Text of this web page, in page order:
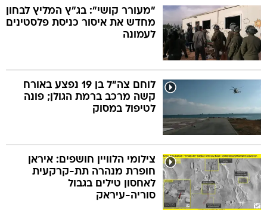
"מעורר קושי": בג"ץ המליץ לבחון
מחדש את איסור כניסת פלסטינים
לעמונה
לוחם צה"ל בן 19 נפצע באורח
קשה מרכב ברמת הגולן; פונה
לטיפול במסוק
צילומי הלוויין חושפים: איראן
חופרת מנהרה תת-קרקעית
לאחסון טילים בגבול
סוריה-עיראק